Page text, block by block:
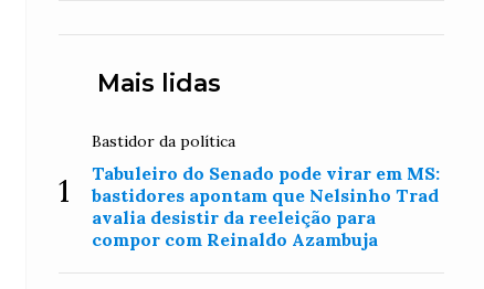
Mais lidas
1
Bastidor da política
Tabuleiro do Senado pode virar em MS:
bastidores apontam que Nelsinho Trad
avalia desistir da reeleição para
compor com Reinaldo Azambuja